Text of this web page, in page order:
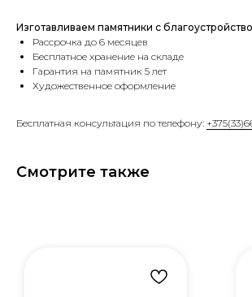
Изготавливаем памятники с
Рассрочка до 6 месяцев
Бесплатное хранение на складе
Гарантия на памятник 5 лет
Художественное оформление
Бесплатная консультация по телефону:
Смотрите также